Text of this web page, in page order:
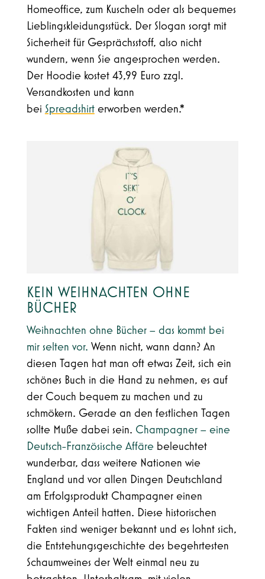
Homeoffice, zum Kuscheln oder als bequemes
Lieblingskleidungsstück. Der Slogan sorgt mit
Sicherheit für Gesprächsstoff, also nicht
wundern, wenn Sie angesprochen werden.
Der Hoodie kostet 43,99 Euro zzgl.
Versandkosten und kann
bei Spreadshirterworben werden.*
KEIN WEIHNACHTEN OHNE
BÜCHER
Weihnachten ohne Bücher – das kommt bei
mir selten vor. Wenn nicht, wann dann? An
diesen Tagen hat man oft etwas Zeit, sich ein
schönes Buch in die Hand zu nehmen, es auf
der Couch bequem zu machen und zu
schmökern. Gerade an den festlichen Tagen
sollte Muße dabei sein. Champagner – eine
Deutsch-Französische Affäre beleuchtet
wunderbar, dass weitere Nationen wie
England und vor allen Dingen Deutschland
am Erfolgsprodukt Champagner einen
wichtigen Anteil hatten. Diese historischen
Fakten sind weniger bekannt und es lohnt sich,
die Entstehungsgeschichte des begehrtesten
Schaumweines der Welt einmal neu zu